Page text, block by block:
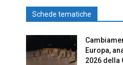
Schede tematiche
Europa,
2026 della